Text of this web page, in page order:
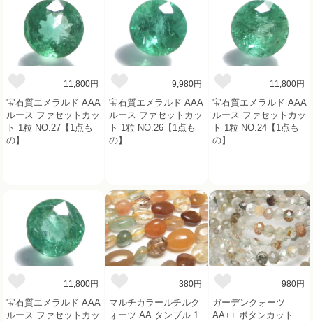
11,800円
宝石質エメラルド AAA
ルース ファセットカッ
ト 1粒 NO.27【1点も
の】
9,980円
宝石質エメラルド AAA
ルース ファセットカッ
ト 1粒 NO.26【1点も
の】
11,800円
宝石質エメラルド AAA
ルース ファセットカッ
ト 1粒 NO.24【1点も
の】
11,800円
宝石質エメラルド AAA
ルース ファセットカッ
380円
マルチカラールチルク
ォーツ AA タンブル 1
980円
ガーデンクォーツ
AA++ ボタンカット